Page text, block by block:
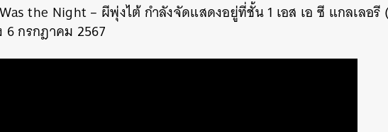
the Night – ผีพุ่งไต้ กำลังจัดแสดงอยู่ที่ชั้น 1 เอส เอ ซี แกลเลอรี
กรกฎาคม 2567